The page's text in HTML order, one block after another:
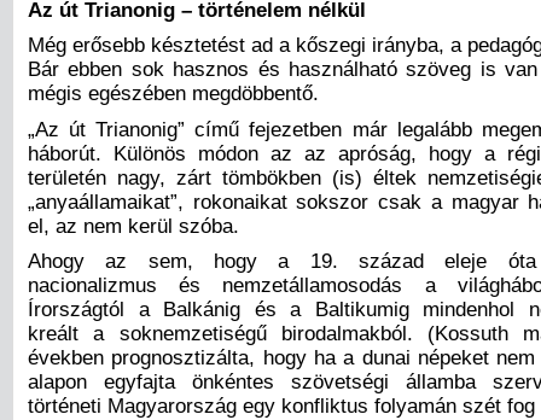
Az út Trianonig – történelem nélkül
Még erősebb késztetést ad a kőszegi irányba, a
Bár ebben sok hasznos és használható szöveg is
mégis egészében megdöbbentő.
„Az út Trianonig” című fejezetben már legalább
háborút. Különös módon az az apróság, hogy a
területén nagy, zárt tömbökben (is) éltek
„anyaállamaikat”, rokonaikat sokszor csak a magyar
el, az nem kerül szóba.
Ahogy az sem, hogy a 19. század eleje óta
nacionalizmus és nemzetállamosodás a
Írországtól a Balkánig és a Baltikumig mindenhol
kreált a soknemzetiségű birodalmakból. (Kossuth
években prognosztizálta, hogy ha a dunai népeket
alapon egyfajta önkéntes szövetségi államba
történeti Magyarország egy konfliktus folyamán szét fog